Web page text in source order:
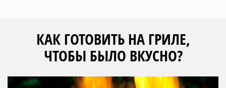
КАК ГОТОВИТЬ НА ГРИЛЕ,
ЧТОБЫ БЫЛО ВКУСНО?